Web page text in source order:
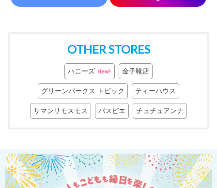
OTHER STORES
ハニーズ New! 金子靴店
グリーンパークス トピック ティーハウス
サマンサモスモス パスピエ チュチュアンナ